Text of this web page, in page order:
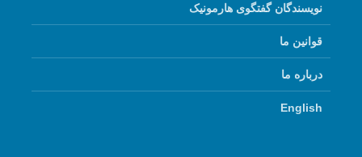
نویسندگان گفتگوی هارمونیک
قوانین ما
درباره ما
English